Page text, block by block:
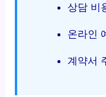
상담 비
온라인
계약서